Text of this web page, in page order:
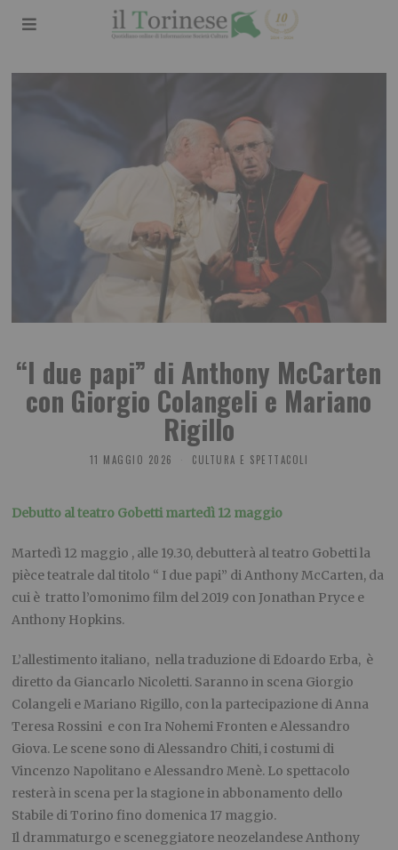
“I due papi” di Anthony McCarten
con Giorgio Colangeli e Mariano
Rigillo
11 MAGGIO 2026 CULTURA E SPETTACOLI
Debutto al teatro Gobetti martedì 12 maggio
Martedì 12 maggio , alle 19.30, debutterà al teatro Gobetti la
pièce teatrale dal titolo “ I due papi” di Anthony McCarten, da
cui è tratto l’omonimo film del 2019 con Jonathan Pryce e
Anthony Hopkins.
L’allestimento italiano, nella traduzione di Edoardo Erba, è
diretto da Giancarlo Nicoletti. Saranno in scena Giorgio
Colangeli e Mariano Rigillo, con la partecipazione di Anna
Teresa Rossini e con Ira Nohemi Fronten e Alessandro
Giova. Le scene sono di Alessandro Chiti, i costumi di
Vincenzo Napolitano e Alessandro Menè. Lo spettacolo
resterà in scena per la stagione in abbonamento dello
Stabile di Torino fino domenica 17 maggio.
Il drammaturgo e sceneggiatore neozelandese Anthony